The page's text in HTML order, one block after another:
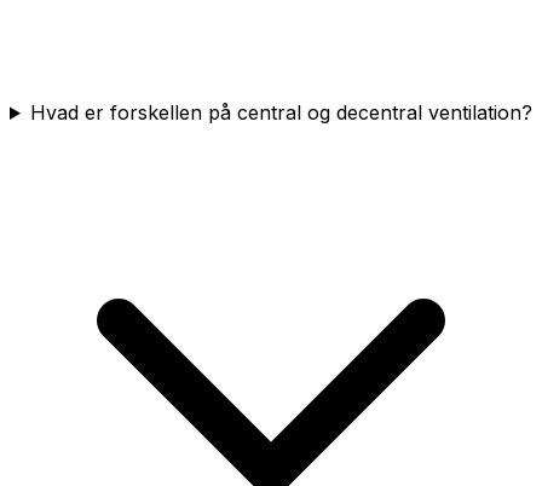
Hvad er forskellen på central og decentral ventilation?